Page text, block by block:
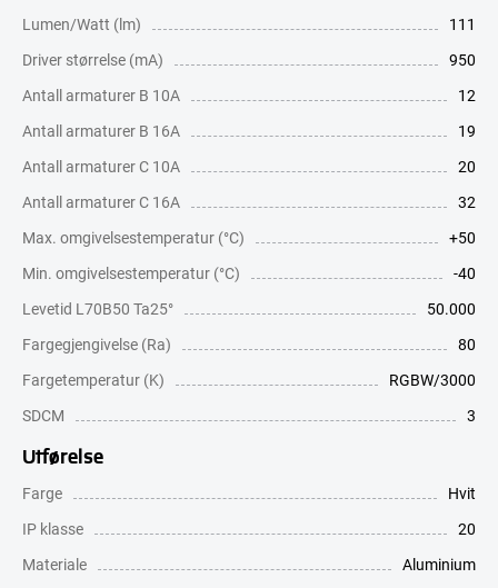
Lumen/Watt (lm)
111
Driver størrelse (mA)
950
Antall armaturer B 10A
12
Antall armaturer B 16A
19
Antall armaturer C 10A
20
Antall armaturer C 16A
32
Max. omgivelsestemperatur (°C)
+50
Min. omgivelsestemperatur (°C)
-40
Levetid L70B50 Ta25°
50.000
Fargegjengivelse (Ra)
80
Fargetemperatur (K)
RGBW/3000
SDCM
3
Utførelse
Farge
Hvit
IP klasse
20
Materiale
Aluminium